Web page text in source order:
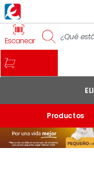
Pedidos online
Mis productos
Listas
Escanear
Productos